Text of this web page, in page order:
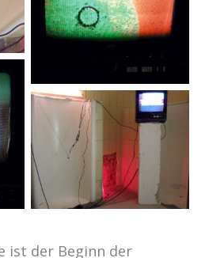
ist der Beginn der